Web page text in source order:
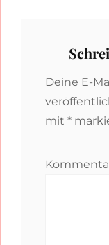
Deine E-
mit *